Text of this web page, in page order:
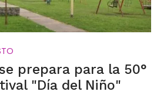
prepara para la 50°
"Día del Niño"